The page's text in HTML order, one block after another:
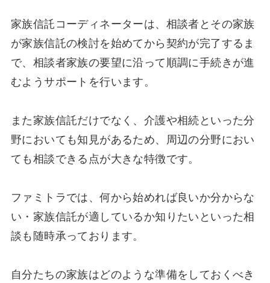
家族信託コーディネーターは、相談者とその家族
が家族信託の検討を始めてから契約が完了するま
で、相談者家族の要望に沿って順調に手続きが進
むようサポートを行います。
また家族信託だけでなく、介護や相続といった分
野においても知見があるため、周辺の分野におい
ても相談できる点が大きな特徴です。
ファミトラでは、何から始めれば良いか分からな
い・家族信託が適しているか知りたいといった相
談も随時承っております。
自分たちの家族はどのような準備をしておくべき